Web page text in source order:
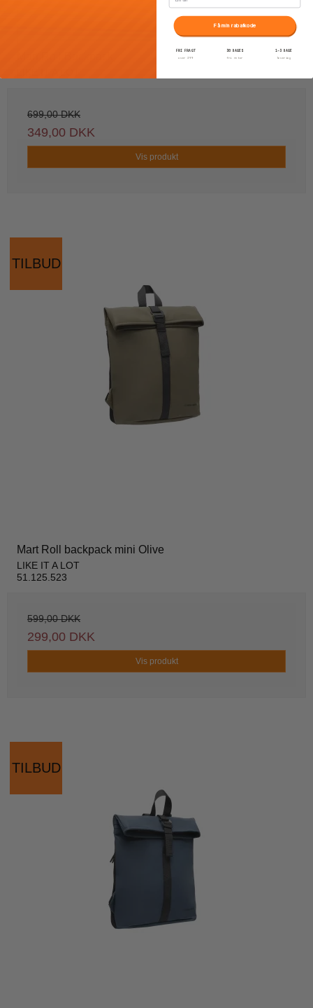
699,00 DKK
349,00 DKK
Vis produkt
TILBUD
Mart Roll backpack mini Olive
LIKE IT A LOT
51.125.523
599,00 DKK
299,00 DKK
Vis produkt
TILBUD
Få min rabatkode
FRI FRAGT
over 399
30 DAGES
fri retur
1–3 DAGE
levering